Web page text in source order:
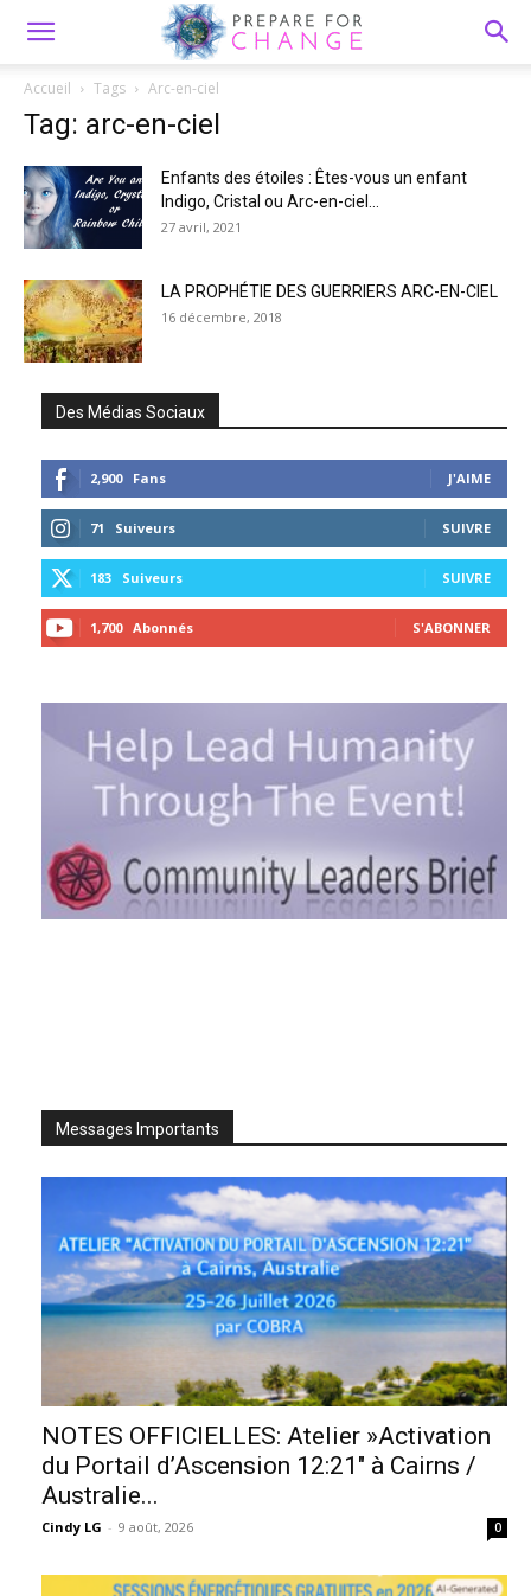
Accueil Tags Arc-en-ciel
Tag: arc-en-ciel
Enfants des étoiles : Êtes-vous un enfant
Indigo, Cristal ou Arc-en-ciel...
27 avril, 2021
LA PROPHÉTIE DES GUERRIERS ARC-EN-CIEL
16 décembre, 2018
Des Médias Sociaux
2,900 Fans J'AIME
71 Suiveurs SUIVRE
183 Suiveurs SUIVRE
1,700 Abonnés S'ABONNER
Messages Importants
NOTES OFFICIELLES: Atelier »Activation
du Portail d’Ascension 12:21″ à Cairns /
Australie...
Cindy LG - 9 août, 2026 0